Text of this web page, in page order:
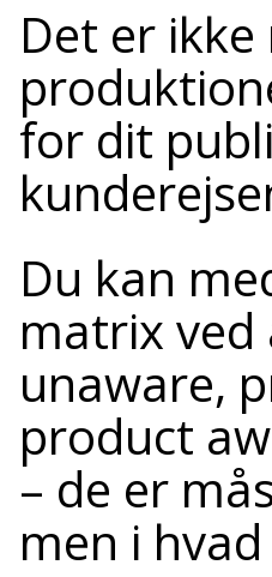
Det er
for dit
Du kan
matrix
unaware,
product
– de er
men i